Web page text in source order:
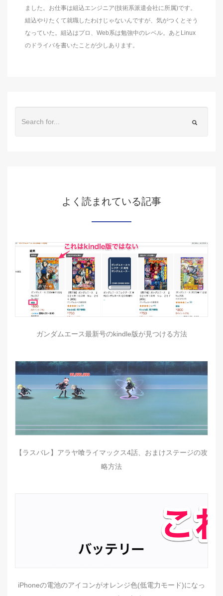
ました。お仕事は組込エンジニア(技術系派遣会社に所属)です。
組込やりたくて就職したわけじゃないんですが、気がつくとそう
なっていた。組込はプロ、Web系は勉強中のレベル。あとLinux
のドライバを書いたことが少しあります。
よく読まれている記事
ガンダムエース最新号のkindle版が見つける方法
【ラスバレ】アラヤ喰ライマックス4話、おまけステージの攻
略方法
iPhoneの電池のアイコンがオレンジ色(低電力モード)になっ